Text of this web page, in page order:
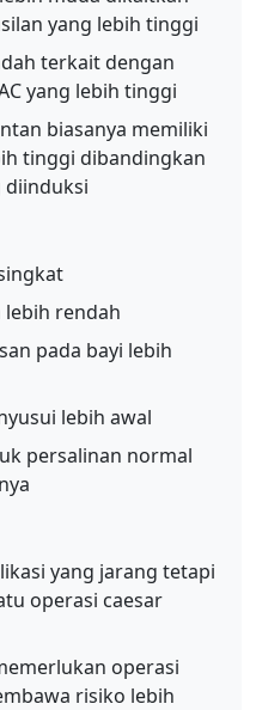
yang lebih tinggi
terkait dengan
yang lebih tinggi
biasanya memiliki
tinggi dibandingkan
diinduksi
lebih rendah
pada bayi lebih
lebih awal
persalinan normal
yang jarang tetapi
operasi caesar
operasi
risiko lebih